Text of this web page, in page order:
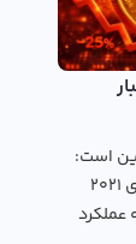
است:
دوج بخریم یا سولانا؟ هر دو رمزارز در بازار صعودی ۲۰۲۱
عملکرد